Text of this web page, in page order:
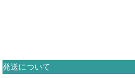
発送について